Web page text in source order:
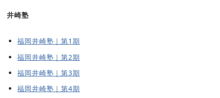
井崎塾
福岡井崎塾｜第1期
福岡井崎塾｜第2期
福岡井崎塾｜第3期
福岡井崎塾｜第4期